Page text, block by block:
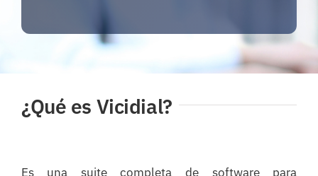
¿Qué es Vicidial?
Es una suite completa de software para